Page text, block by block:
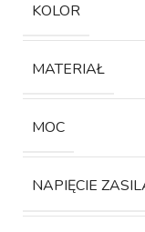
KOLOR
MATERIAŁ
MOC
NAPIĘCIE